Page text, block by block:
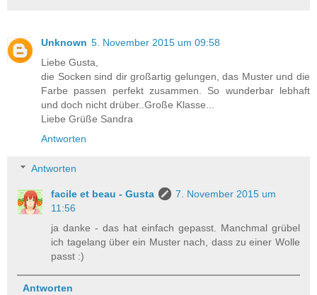
Unknown 5. November 2015 um 09:58
Liebe Gusta,
die Socken sind dir großartig gelungen, das Muster und die
Farbe passen perfekt zusammen. So wunderbar lebhaft
und doch nicht drüber..Große Klasse...
Liebe Grüße Sandra
Antworten
Antworten
facile et beau - Gusta
7. November 2015 um
11:56
ja danke - das hat einfach gepasst. Manchmal grübel
ich tagelang über ein Muster nach, dass zu einer Wolle
passt :)
Antworten